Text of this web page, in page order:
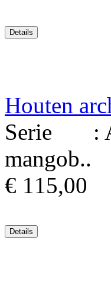
Houten
Serie :
mangob..
€ 115,00